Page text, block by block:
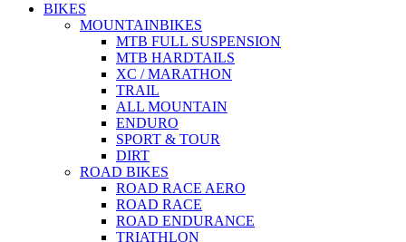
BIKES
MOUNTAINBIKES
MTB FULL SUSPENSION
MTB HARDTAILS
XC / MARATHON
TRAIL
ALL MOUNTAIN
ENDURO
SPORT & TOUR
DIRT
ROAD BIKES
ROAD RACE AERO
ROAD RACE
ROAD ENDURANCE
TRIATHLON